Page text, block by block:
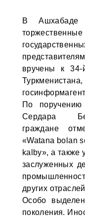
В Ашхабаде
вручены к 34-
По поручению
Сердара
граждане
«Watana bolan
kalby», а также
заслуженных
других
Особо
поколения.